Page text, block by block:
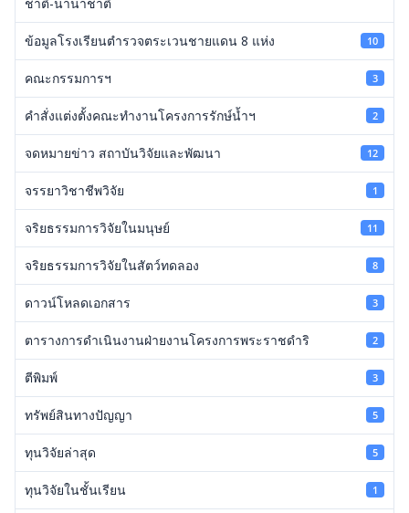
ข้อมูลโรงเรียนตำรวจตระเวนชายแดน 8 แห่ง 10
คณะกรรมการฯ 3
คำสั่งแต่งตั้งคณะทำงานโครงการรักษ์น้ำฯ 2
จดหมายข่าว สถาบันวิจัยและพัฒนา 12
จรรยาวิชาชีพวิจัย 1
จริยธรรมการวิจัยในมนุษย์ 11
จริยธรรมการวิจัยในสัตว์ทดลอง 8
ดาวน์โหลดเอกสาร 3
ตารางการดำเนินงานฝ่ายงานโครงการพระราชดำริ 2
ตีพิมพ์ 3
ทรัพย์สินทางปัญญา 5
ทุนวิจัยล่าสุด 5
ทุนวิจัยในชั้นเรียน 1